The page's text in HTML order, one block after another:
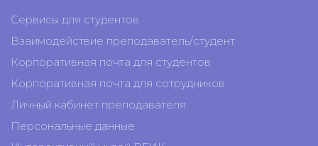
Сервисы для студентов
Взаимодействие преподаватель/студент
Корпоративная почта для студентов
Корпоративная почта для сотрудников
Личный кабинет преподавателя
Персональные данные